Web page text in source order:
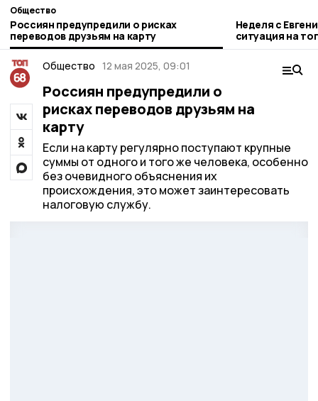
Общество
Россиян предупредили о рисках
переводов друзьям на карту
Неделя с
ситуация на
городе и
Общество 12 мая 2025, 09:01
Россиян предупредили о
рисках переводов друзьям на
карту
Если на карту регулярно поступают крупные
суммы от одного и того же человека, особенно
без очевидного объяснения их
происхождения, это может заинтересовать
налоговую службу.